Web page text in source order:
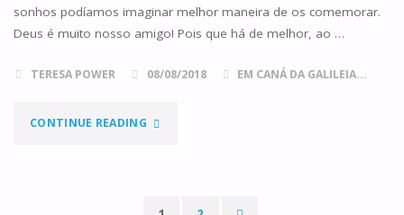
sonhos podíamos imaginar melhor maneira de os comemorar.
Deus é muito nosso amigo! Pois que há de melhor, ao …
TERESA POWER 08/08/2018 EM CANÁ DA GALILEIA...
CONTINUE READING"O